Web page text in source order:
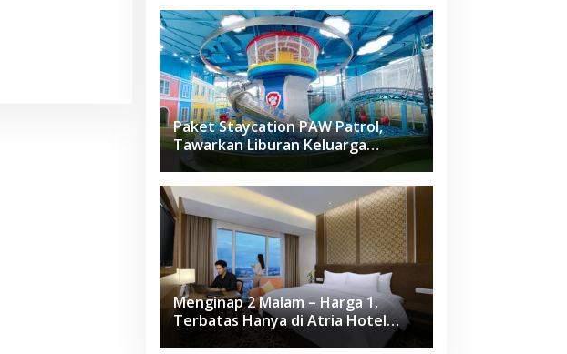
Paket Staycation PAW Patrol,
Tawarkan Liburan Keluarga
Menyenangkan Hanya di Herloom
Hotel BSD
Menginap 2 Malam – Harga 1,
Terbatas Hanya di Atria Hotel